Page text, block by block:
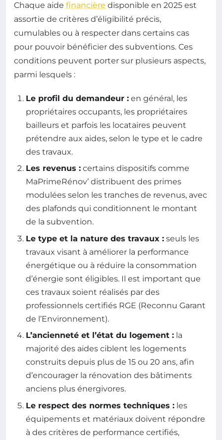
Chaque aide financière disponible en 2025 est
assortie de critères d’éligibilité précis,
cumulables ou à respecter dans certains cas
pour pouvoir bénéficier des subventions. Ces
conditions peuvent porter sur plusieurs aspects,
parmi lesquels :
Le profil du demandeur : en général, les
propriétaires occupants, les propriétaires
bailleurs et parfois les locataires peuvent
prétendre aux aides, selon le type et le cadre
des travaux.
Les revenus : certains dispositifs comme
MaPrimeRénov’ distribuent des primes
modulées selon les tranches de revenus, avec
des plafonds qui conditionnent le montant
de la subvention.
Le type et la nature des travaux : seuls les
travaux visant à améliorer la performance
énergétique ou à réduire la consommation
d’énergie sont éligibles. Il est important que
ces travaux soient réalisés par des
professionnels certifiés RGE (Reconnu Garant
de l’Environnement).
L’ancienneté et l’état du logement : la
majorité des aides ciblent les logements
construits depuis plus de 15 ou 20 ans, afin
d’encourager la rénovation des bâtiments
anciens plus énergivores.
Le respect des normes techniques : les
équipements et matériaux doivent répondre
à des critères de performance certifiés,